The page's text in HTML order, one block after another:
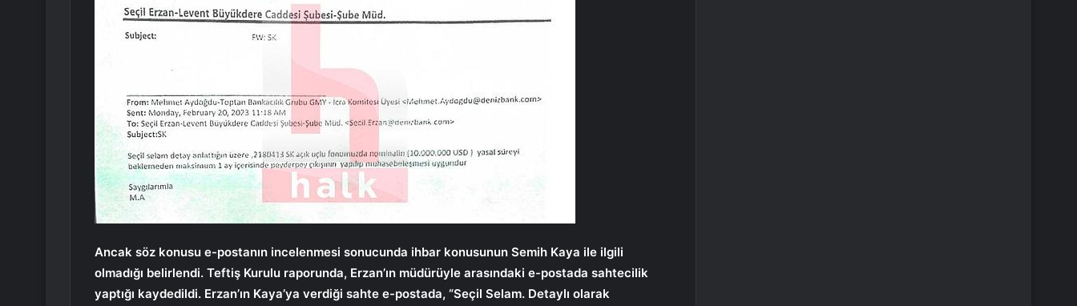
Ancak söz konusu e-postanın incelenmesi sonucunda ihbar konusunun Semih Kaya ile ilgili
olmadığı belirlendi. Teftiş Kurulu raporunda, Erzan’ın müdürüyle arasındaki e-postada sahtecilik
yaptığı kaydedildi. Erzan’ın Kaya’ya verdiği sahte e-postada, “Seçil Selam. Detaylı olarak